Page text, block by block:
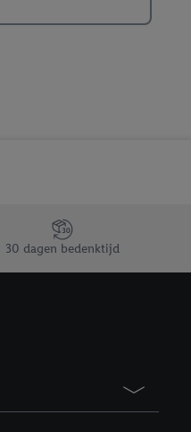
30 dagen bedenktijd